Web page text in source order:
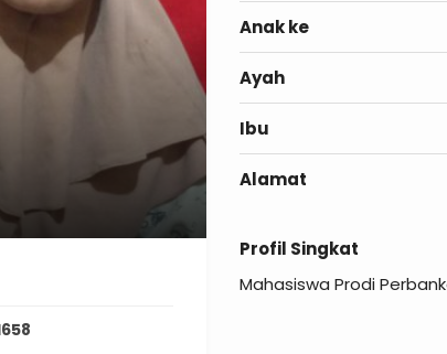
Anak ke
Ayah
Ibu
Alamat
Profil Singkat
Mahasiswa Prodi